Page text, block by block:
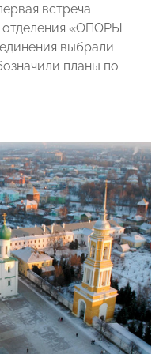
встреча
отделения «ОПОРЫ
выбрали
планы по